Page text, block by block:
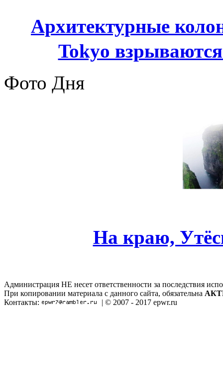
Архитектурные
Tokyo
Фото Дня
На краю,
Администрация НЕ несет ответственности за последствия
При копировании материала с данного сайта, обязательна
Контакты:
| © 2007 - 2017 epwr.ru